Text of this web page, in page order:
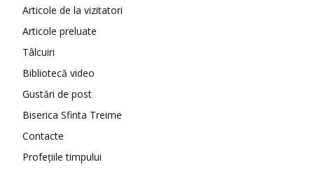
Articole de la vizitatori
Articole preluate
Tâlcuiri
Bibliotecă video
Gustări de post
Biserica Sfinta Treime
Contacte
Profețiile timpului